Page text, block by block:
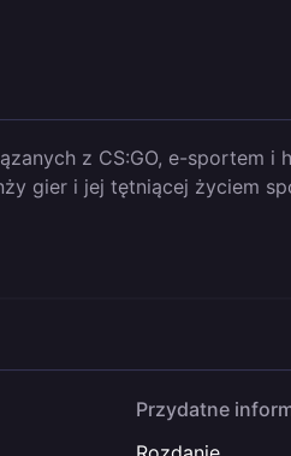
z CS:GO, e-sportem i
gier i jej tętniącej życiem
Przydatne